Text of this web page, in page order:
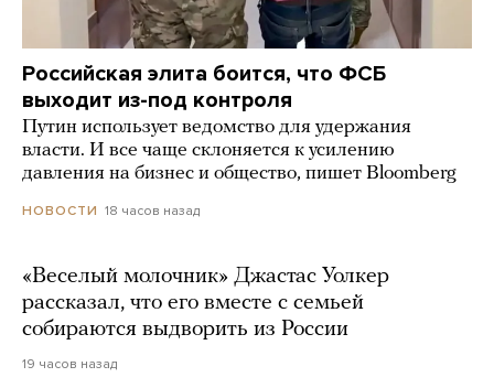
Российская элита боится, что ФСБ
выходит из-под контроля
Путин использует ведомство для удержания
власти. И все чаще склоняется к усилению
давления на бизнес и общество, пишет Bloomberg
НОВОСТИ 18 часов назад
«Веселый молочник» Джастас Уолкер
рассказал, что его вместе с семьей
собираются выдворить из России
19 часов назад